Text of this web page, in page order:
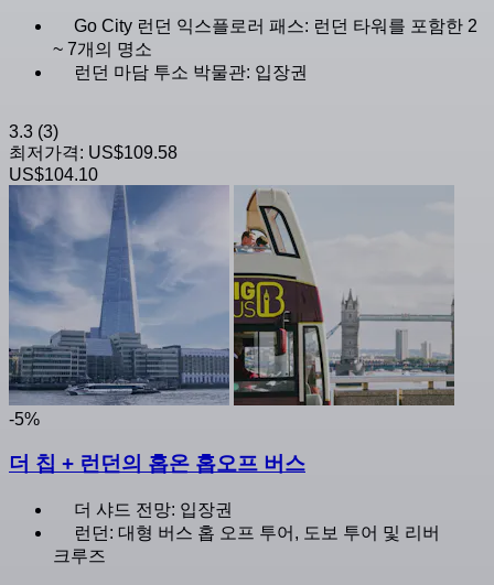
Go City 런던 익스플로러 패스: 런던 타워를 포함한 2
~ 7개의 명소
런던 마담 투소 박물관: 입장권
3.3 (3)
최저가격: US$109.58
US$104.10
-5%
더 칩 + 런던의 홉온 홉오프 버스
더 샤드 전망: 입장권
런던: 대형 버스 홉 오프 투어, 도보 투어 및 리버
크루즈